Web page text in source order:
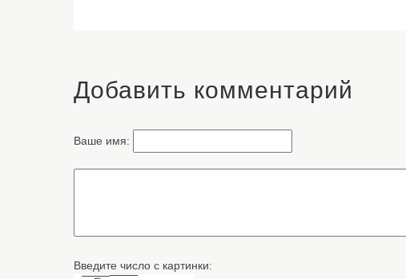
Добавить комментарий
Ваше имя:
Введите число с картинки: